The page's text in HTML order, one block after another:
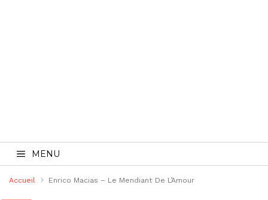
MENU
Accueil Enrico Macias – Le Mendiant De L’Amour